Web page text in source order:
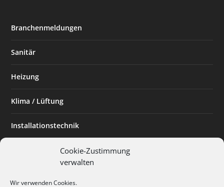
Cookie-Zustimmung
verwalten
Wir verwenden Cookies.
Branchenmeldungen
Sanitär
Heizung
Klima / Lüftung
Installationstechnik
Planen & Bauen